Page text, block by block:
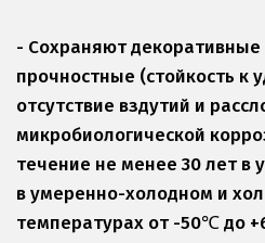
- Сохраняют
прочностные (стойкость к
отсутствие вздутий и
микробиологической
течение не менее 30 лет в
в умеренно-холодном и
температурах от -50℃ до